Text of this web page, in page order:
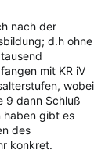
nach der
d.h ohne
mit KR iV
wobei
9 dann Schluß
haben gibt es
des
konkret.